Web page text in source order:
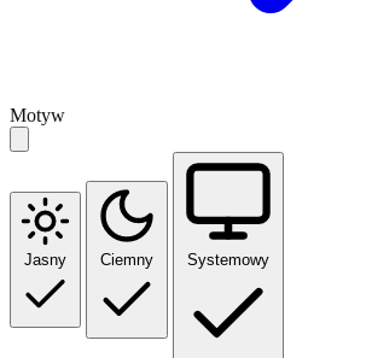
Motyw
Jasny Ciemny Systemowy